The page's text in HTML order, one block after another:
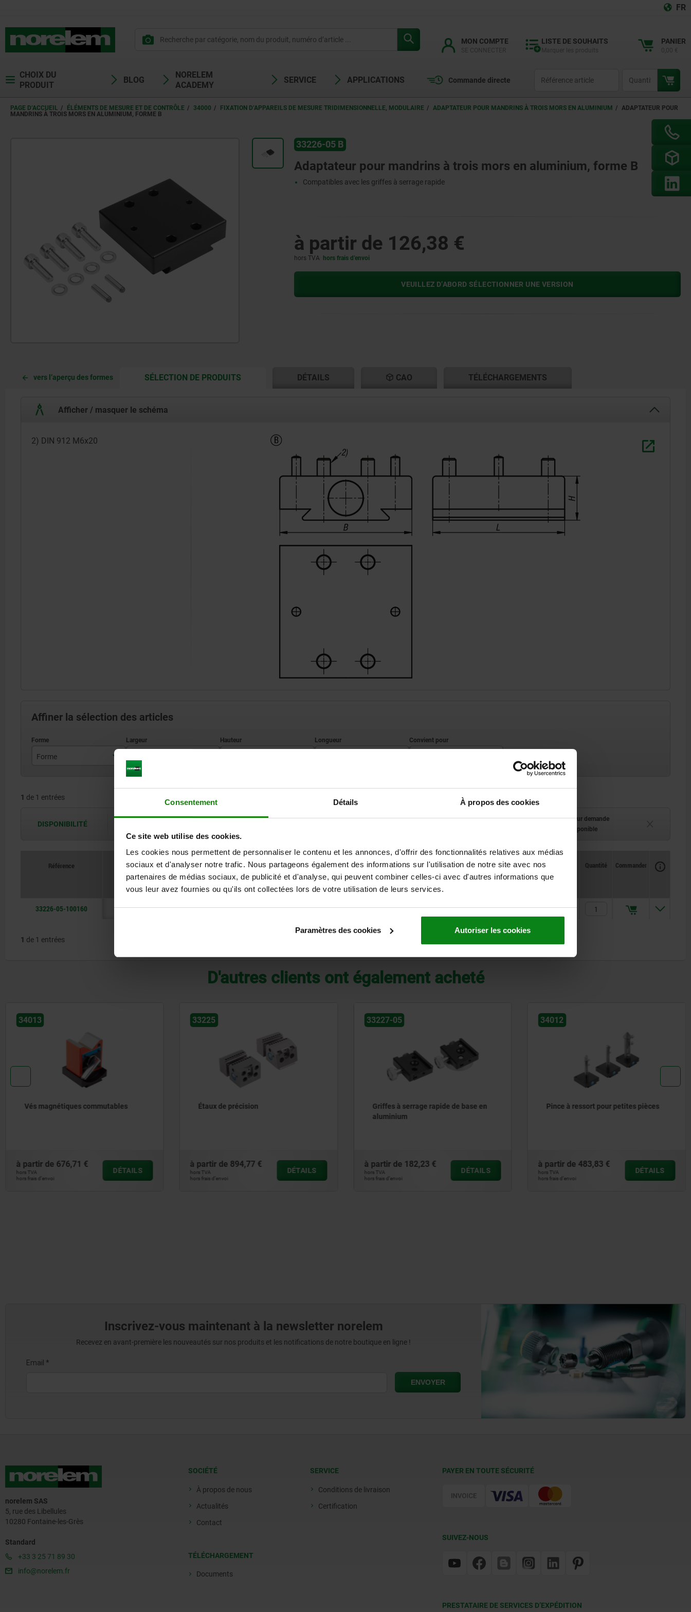
Consentement Détails À propos des cookies
Ce site web utilise des cookies.
Les cookies nous permettent de personnaliser le contenu et les annonces, d'offrir des fonctionnalités relatives aux médias
sociaux et d'analyser notre trafic. Nous partageons également des informations sur l'utilisation de notre site avec nos
partenaires de médias sociaux, de publicité et d'analyse, qui peuvent combiner celles-ci avec d'autres informations que
vous leur avez fournies ou qu'ils ont collectées lors de votre utilisation de leurs services.
Paramètres des cookies Autoriser les cookies
FR
MON COMPTE LISTE DE SOUHAITS PANIER
CHOIX DU
PRODUIT
BLOG
NORELEM
ACADEMY
SERVICE APPLICATIONS Commande directe
PAGE D’ACCUEIL ÉLÉMENTS DE MESURE ET DE CONTRÔLE 34000 FIXATION D’APPAREILS DE MESURE TRIDIMENSIONNELLE, MODULAIRE ADAPTATEUR POUR MANDRINS À TROIS MORS EN ALUMINIUM
ADAPTATEUR POUR
MANDRINS À TROIS MORS EN ALUMINIUM, FORME B
33226-05 B
Adaptateur pour mandrins à trois mors en aluminium, forme B
Compatibles avec les griffes à serrage rapide
à partir de 126,38 €
hors TVA hors frais d’envoi
VEUILLEZ D’ABORD SÉLECTIONNER UNE VERSION
vers l’aperçu des formes SÉLECTION DE PRODUITSCURRENT
CURRENT
DÉTAILS CAO TÉLÉCHARGEMENTS
Afficher / masquer le schéma
2) DIN 912 M6x20
Affiner la sélection des articles
Forme
1 de 1 entrées AGRANDIR LE TABLEAU
DISPONIBILITÉ
Expédié immédiatement (en stock)
Délai de livraison sur demande
Actuellement indisponible
Référence
Forme
B H L Convient pour
CAO
Disponibilité
Prix
Quantité Commander
33226-05-100160 B 60 20 60 33226-100, 33226-160 126,38 €
1 de 1 entrées
D'autres clients ont également acheté
33225
Étaux de précision
à partir de894,77 €
hors TVA
hors frais d’envoi
DÉTAILS
33227-05
Griffes à serrage rapide de base en
à partir de182,23 €
hors TVA
hors frais d’envoi
DÉTAILS
34012
Pince à ressort pour petites pièces
à partir de483,83 €
hors TVA
hors frais d’envoi
DÉTAILS
33227-10
Griffes à serrage rapide en
à partir de382,10 €
hors TVA
hors frais d’envoi
DÉTAILS
Inscrivez-vous maintenant à la newsletter norelem
Recevez en avant-première les nouveautés sur nos produits et les notifications de notre boutique en ligne !
norelem SAS
5, rue des Libellules
10280 Fontaine-les-Grès
Standard
+33 3 25 71 89 30
info@norelem.fr
SOCIÉTÉ
À propos de nous
Actualités
Contact
TÉLÉCHARGEMENT
Documents
SERVICE
Conditions de livraison
Certification
PAYER EN TOUTE SÉCURITÉ
SUIVEZ-NOUS
PRESTATAIRE DE SERVICES D’EXPÉDITION